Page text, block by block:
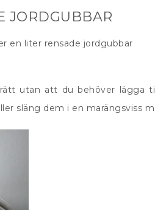
JORDGUBBAR
en liter rensade jordgubbar
utan att du behöver lägga
släng dem i en marängsviss